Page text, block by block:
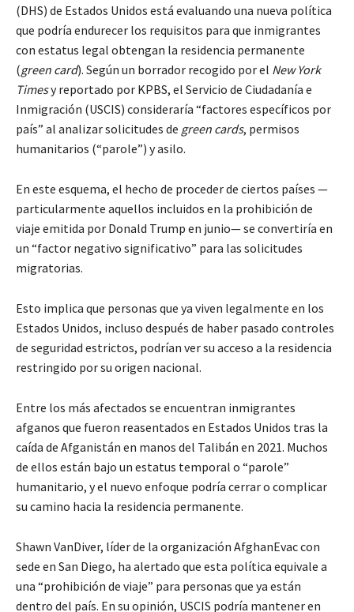
(DHS) de Estados Unidos está evaluando una nueva política
que podría endurecer los requisitos para que inmigrantes
con estatus legal obtengan la residencia permanente
(green card). Según un borrador recogido por el New York
Timesy reportado por KPBS, el Servicio de Ciudadanía e
Inmigración (USCIS) consideraría “factores específicos por
país” al analizar solicitudes de green cards, permisos
humanitarios (“parole”) y asilo.
En este esquema, el hecho de proceder de ciertos países —
particularmente aquellos incluidos en la prohibición de
viaje emitida por Donald Trump en junio— se convertiría en
un “factor negativo significativo” para las solicitudes
migratorias.
Esto implica que personas que ya viven legalmente en los
Estados Unidos, incluso después de haber pasado controles
de seguridad estrictos, podrían ver su acceso a la residencia
restringido por su origen nacional.
Entre los más afectados se encuentran inmigrantes
afganos que fueron reasentados en Estados Unidos tras la
caída de Afganistán en manos del Talibán en 2021. Muchos
de ellos están bajo un estatus temporal o “parole”
humanitario, y el nuevo enfoque podría cerrar o complicar
su camino hacia la residencia permanente.
Shawn VanDiver, líder de la organización AfghanEvac con
sede en San Diego, ha alertado que esta política equivale a
una “prohibición de viaje” para personas que ya están
dentro del país. En su opinión, USCIS podría mantener en